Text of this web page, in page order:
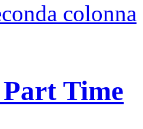
colonna
Time